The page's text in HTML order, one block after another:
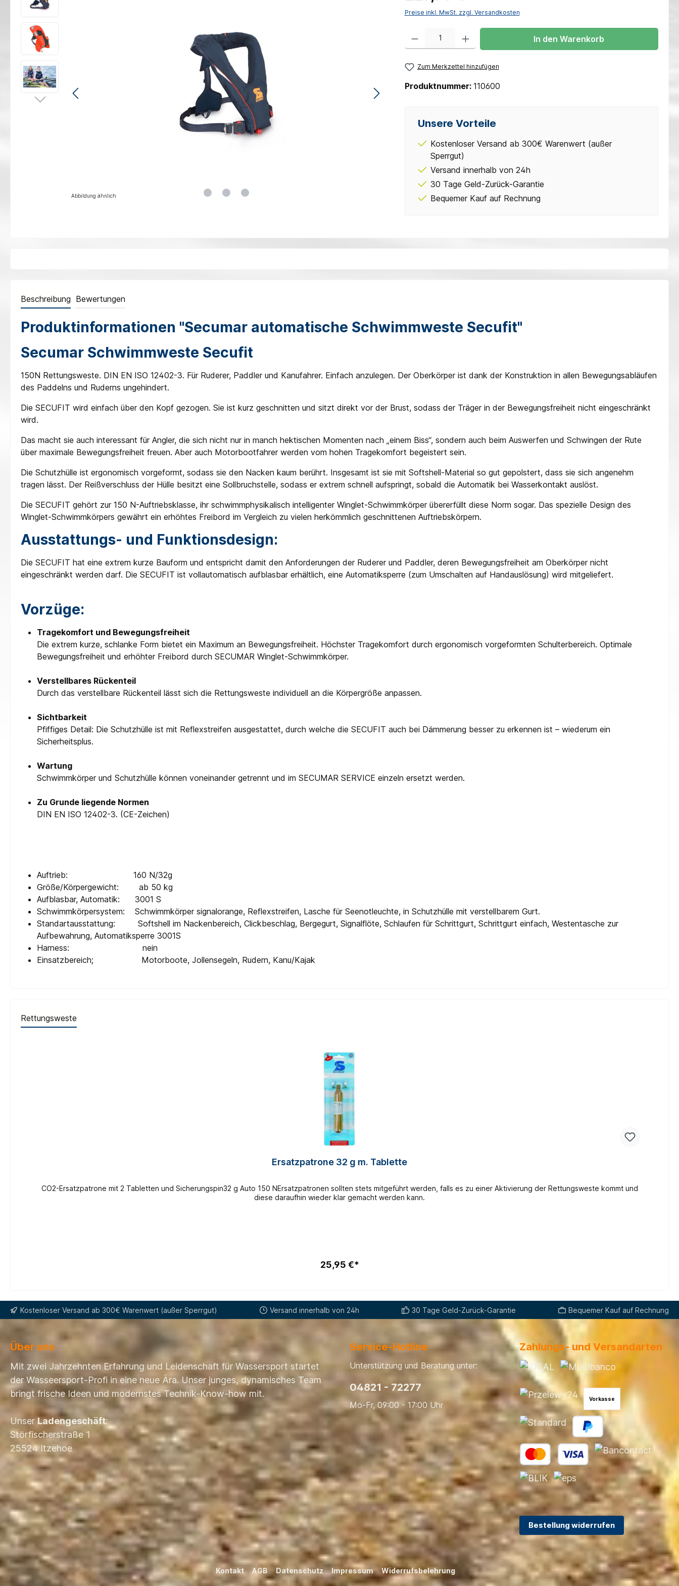
Abbildung ähnlich
Preise inkl. MwSt. zzgl. Versandkosten
Produkt Anzahl: Gib den gewünschten Wert ein oder benutze die Schaltflächen um die
In den Warenkorb
Zum Merkzettel hinzufügen
Produktnummer: 110600
Unsere Vorteile
Kostenloser Versand ab 300€ Warenwert (außer
Sperrgut)
Versand innerhalb von 24h
30 Tage Geld-Zurück-Garantie
Bequemer Kauf auf Rechnung
Beschreibung Bewertungen
Produktinformationen "Secumar automatische Schwimmweste Secufit"
Secumar Schwimmweste Secufit
150N Rettungsweste. DIN EN ISO 12402-3. Für Ruderer, Paddler und Kanufahrer. Einfach anzulegen. Der Oberkörper ist dank der Konstruktion in allen Bewegungsabläufen
des Paddelns und Ruderns ungehindert.
Die SECUFIT wird einfach über den Kopf gezogen. Sie ist kurz geschnitten und sitzt direkt vor der Brust, sodass der Träger in der Bewegungsfreiheit nicht eingeschränkt
wird.
Das macht sie auch interessant für Angler, die sich nicht nur in manch hektischen Momenten nach „einem Biss“, sondern auch beim Auswerfen und Schwingen der Rute
über maximale Bewegungsfreiheit freuen. Aber auch Motorbootfahrer werden vom hohen Tragekomfort begeistert sein.
Die Schutzhülle ist ergonomisch vorgeformt, sodass sie den Nacken kaum berührt. Insgesamt ist sie mit Softshell-Material so gut gepolstert, dass sie sich angenehm
tragen lässt. Der Reißverschluss der Hülle besitzt eine Sollbruchstelle, sodass er extrem schnell aufspringt, sobald die Automatik bei Wasserkontakt auslöst.
Die SECUFIT gehört zur 150 N-Auftriebsklasse, ihr schwimmphysikalisch intelligenter Winglet-Schwimmkörper übererfüllt diese Norm sogar. Das spezielle Design des
Winglet-Schwimmkörpers gewährt ein erhöhtes Freibord im Vergleich zu vielen herkömmlich geschnittenen Auftriebskörpern.
Ausstattungs- und Funktionsdesign:
Die SECUFIT hat eine extrem kurze Bauform und entspricht damit den Anforderungen der Ruderer und Paddler, deren Bewegungsfreiheit am Oberkörper nicht
eingeschränkt werden darf. Die SECUFIT ist vollautomatisch aufblasbar erhältlich, eine Automatiksperre (zum Umschalten auf Handauslösung) wird mitgeliefert.
Vorzüge:
Tragekomfort und Bewegungsfreiheit
Die extrem kurze, schlanke Form bietet ein Maximum an Bewegungsfreiheit. Höchster Tragekomfort durch ergonomisch vorgeformten Schulterbereich. Optimale
Bewegungsfreiheit und erhöhter Freibord durch SECUMAR Winglet-Schwimmkörper.
Verstellbares Rückenteil
Durch das verstellbare Rückenteil lässt sich die Rettungsweste individuell an die Körpergröße anpassen.
Sichtbarkeit
Pfiffiges Detail: Die Schutzhülle ist mit Reflexstreifen ausgestattet, durch welche die SECUFIT auch bei Dämmerung besser zu erkennen ist – wiederum ein
Sicherheitsplus.
Wartung
Schwimmkörper und Schutzhülle können voneinander getrennt und im SECUMAR SERVICE einzeln ersetzt werden.
Zu Grunde liegende Normen
DIN EN ISO 12402-3. (CE-Zeichen)
Auftrieb: 160 N/32g
Größe/Körpergewicht: ab 50 kg
Aufblasbar, Automatik: 3001 S
Schwimmkörpersystem: Schwimmkörper signalorange, Reflexstreifen, Lasche für Seenotleuchte, in Schutzhülle mit verstellbarem Gurt.
Standartausstattung: Softshell im Nackenbereich, Clickbeschlag, Bergegurt, Signalflöte, Schlaufen für Schrittgurt, Schrittgurt einfach, Westentasche zur
Aufbewahrung, Automatiksperre 3001S
Harness: nein
Einsatzbereich; Motorboote, Jollensegeln, Rudern, Kanu/Kajak
Rettungsweste
Ersatzpatrone 32 g m. Tablette
CO2-Ersatzpatrone mit 2 Tabletten und Sicherungspin32 g Auto 150 NErsatzpatronen sollten stets mitgeführt werden, falls es zu einer Aktivierung der Rettungsweste kommt und
diese daraufhin wieder klar gemacht werden kann.
25,95 €*
Kostenloser Versand ab 300€ Warenwert (außer Sperrgut) Versand innerhalb von 24h 30 Tage Geld-Zurück-Garantie Bequemer Kauf auf Rechnung
Über uns
Mit zwei Jahrzehnten Erfahrung und Leidenschaft für Wassersport startet
der Wasseersport-Profi in eine neue Ära. Unser junges, dynamisches Team
bringt frische Ideen und modernstes Technik-Know-how mit.
UnserLadengeschäft:
Störfischerstraße 1
25524 Itzehoe
Service-Hotline
Unterstützung und Beratung unter:
04821 - 72277
Mo-Fr, 09:00 - 17:00 Uhr
Zahlungs- und Versandarten
Vorkasse
Bestellung widerrufen
Kontakt AGB Datenschutz Impressum Widerrufsbelehrung